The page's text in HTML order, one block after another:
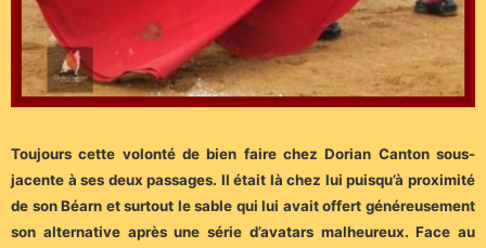
Toujours cette volonté de bien faire chez Dorian Canton sous-
jacente à ses deux passages. Il était là chez lui puisqu’à proximité
de son Béarn et surtout le sable qui lui avait offert généreusement
son alternative après une série d’avatars malheureux. Face au